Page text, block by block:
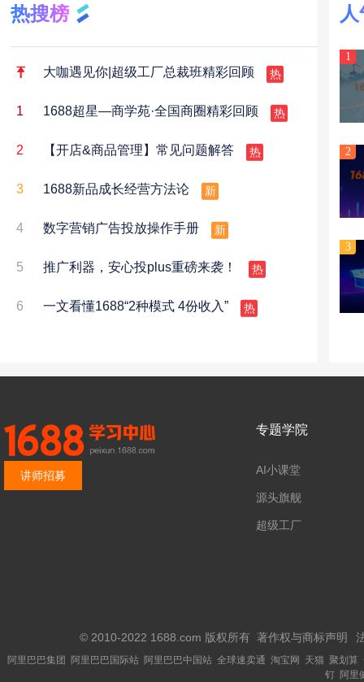
热搜榜
大咖遇见你|超级工厂总裁班精彩回顾 热
1 1688超星—商学苑·全国商圈精彩回顾 热
2 【开店&商品管理】常见问题解答 热
3 1688新品成长经营方法论 新
4 数字营销广告投放操作手册 新
5 推广利器，安心投plus重磅来袭！ 热
6 一文看懂1688“2种模式 4份收入” 热
1
2
3
讲师招募
专题学院
AI小课堂
源头旗舰
超级工厂
© 2010-2022 1688.com 版权所有 著作权与商标声明
阿里巴巴集团 阿里巴巴国际站 阿里巴巴中国站 全球速卖通 淘宝网 天猫 聚划算
钉 阿里